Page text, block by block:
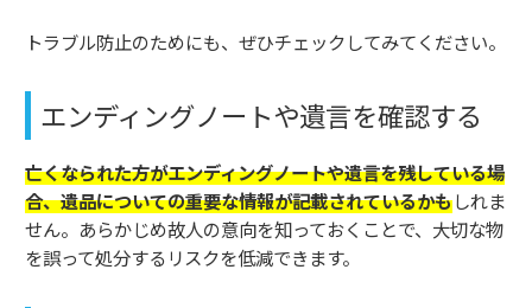
トラブル防止のためにも、ぜひチェックしてみてください。
エンディングノートや遺言を確認する
亡くなられた方がエンディングノートや遺言を残している場
合、遺品についての重要な情報が記載されているかもしれま
せん。あらかじめ故人の意向を知っておくことで、大切な物
を誤って処分するリスクを低減できます。